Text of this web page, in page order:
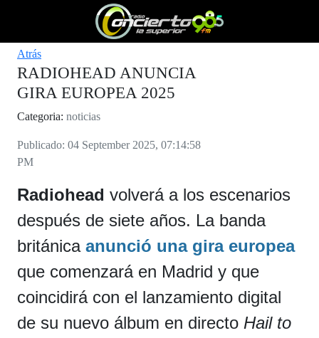
Atrás
RADIOHEAD ANUNCIA
GIRA EUROPEA 2025
Categoria: noticias
Publicado: 04 September 2025, 07:14:58
PM
Radiohead volverá a los escenarios
después de siete años. La banda
británica anunció una gira europea
que comenzará en Madrid y que
coincidirá con el lanzamiento digital
de su nuevo álbum en directo Hail to